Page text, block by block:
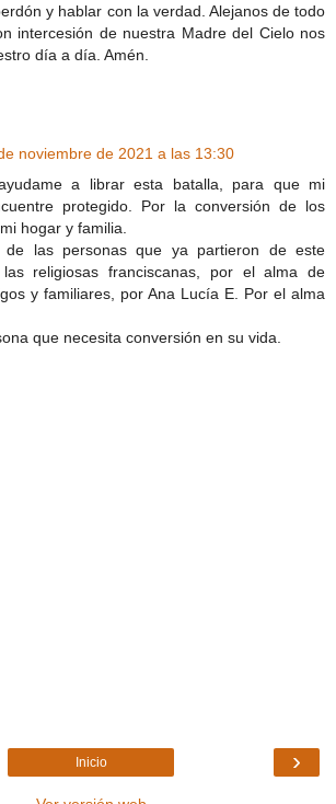
y hablar con la verdad. Alejanos de todo
intercesión de nuestra Madre del Cielo nos
día a día. Amén.
noviembre de 2021 a las 13:30
a librar esta batalla, para que mi
protegido. Por la conversión de los
hogar y familia.
las personas que ya partieron de este
religiosas franciscanas, por el alma de
y familiares, por Ana Lucía E. Por el alma
que necesita conversión en su vida.
›
Inicio